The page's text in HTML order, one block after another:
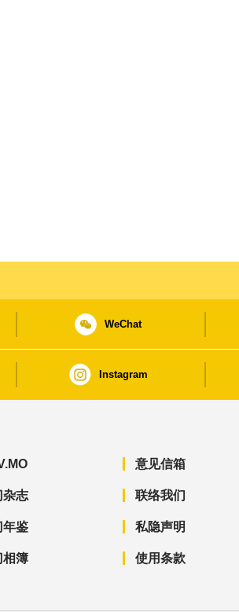
WeChat
Instagram
杂志
年鉴
相簿
意见信箱
联络我们
私隐声明
使用条款